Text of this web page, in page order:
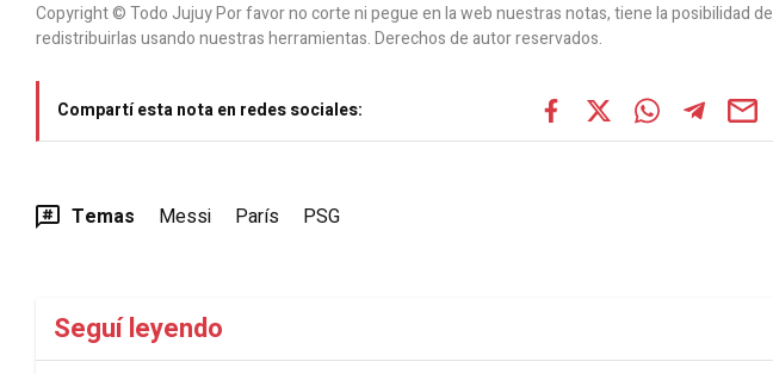
Copyright © Todo Jujuy Por favor no corte ni pegue en la web nuestras notas, tiene la posibilidad de
redistribuirlas usando nuestras herramientas. Derechos de autor reservados.
Compartí esta nota en redes sociales:
Temas Messi París PSG
Seguí leyendo